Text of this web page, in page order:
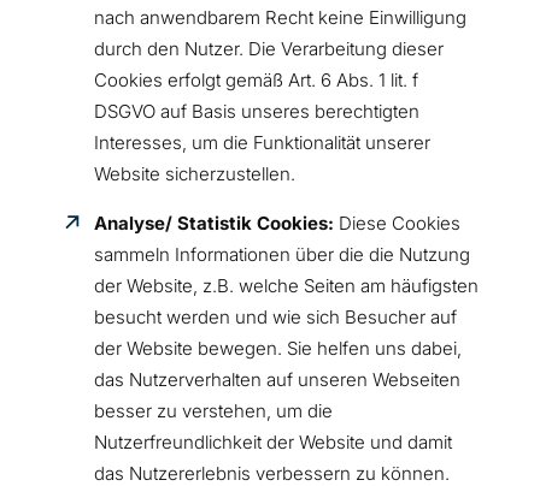
nach anwendbarem Recht keine Einwilligung
durch den Nutzer. Die Verarbeitung dieser
Cookies erfolgt gemäß Art. 6 Abs. 1 lit. f
DSGVO auf Basis unseres berechtigten
Interesses, um die Funktionalität unserer
Website sicherzustellen.
Analyse/ Statistik Cookies: Diese Cookies
sammeln Informationen über die die Nutzung
der Website, z.B. welche Seiten am häufigsten
besucht werden und wie sich Besucher auf
der Website bewegen. Sie helfen uns dabei,
das Nutzerverhalten auf unseren Webseiten
besser zu verstehen, um die
Nutzerfreundlichkeit der Website und damit
das Nutzererlebnis verbessern zu können.